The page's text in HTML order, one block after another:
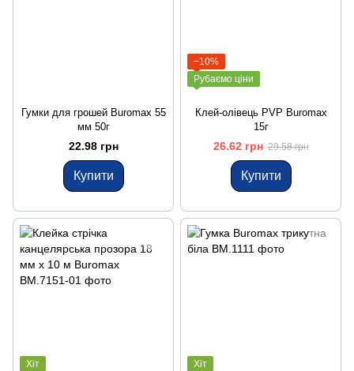
Гумки для грошей Buromax 55
мм 50г
22.98 грн
Купити
−10%
Рубаємо ціни
Клей-олівець PVP Buromax
15г
26.62 грн 29.58 грн
Купити
Хіт Хіт